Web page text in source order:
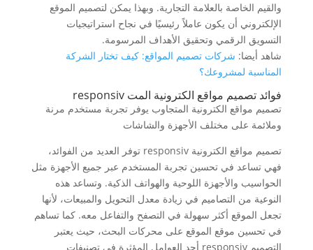
والقيم الخاصة بالعلامة التجارية. وبهذا يمكن لتصميم الموقع
الإلكتروني أن يكون عاملاً رئيسيًا في نجاح استراتيجيات
التسويق الرقمي وتحقيق الأهداف المرسومة.
شاهد أيضا: شركات تصميم المواقع: كيف تختار الشركة
المناسبة لمشروعك؟
فوائد تصميم مواقع الكترونية المت responsiv
تصميم مواقع الكترونية المتجاوب يوفر تجربة مستخدم مرنة
وملائمة على مختلف الأجهزة والشاشات
تصميم مواقع الكترونية responsiv توفر العديد من الفوائد،
فهي تساعد في تحسين تجربة المستخدم عبر جميع الأجهزة مثل
الحواسيب والأجهزة اللوحية والهواتف الذكية. وتساعد هذه
النوعية من التصاميم في زيادة معدل التحويل والمبيعات، لأنها
تجعل الموقع أكثر سهولة في التصفح والتفاعل معه. كما تساهم
في تحسين موقع الموقع على محركات البحث، حيث يعتبر
التصميم responsiv أحد العوامل المؤثرة في تصنيفات